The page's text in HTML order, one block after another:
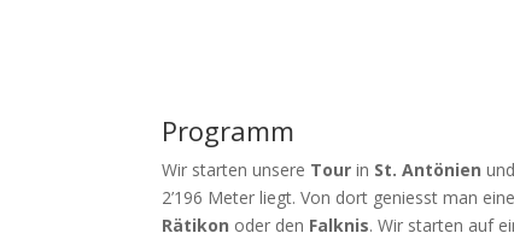
Programm
Wir starten unsere Tour in St. Antönien
2’196 Meter liegt. Von dort geniesst man
Rätikon oder den Falknis. Wir starten auf